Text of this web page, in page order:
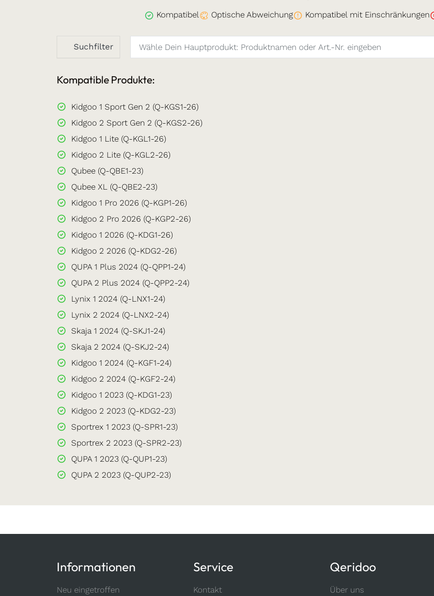
Kompatibel Optische Abweichung Kompatibel mit Einschränkungen
Suchfilter
Kompatible Produkte:
Kidgoo 1 Sport Gen 2 (Q-KGS1-26)
Kidgoo 2 Sport Gen 2 (Q-KGS2-26)
Kidgoo 1 Lite (Q-KGL1-26)
Kidgoo 2 Lite (Q-KGL2-26)
Qubee (Q-QBE1-23)
Qubee XL (Q-QBE2-23)
Kidgoo 1 Pro 2026 (Q-KGP1-26)
Kidgoo 2 Pro 2026 (Q-KGP2-26)
Kidgoo 1 2026 (Q-KDG1-26)
Kidgoo 2 2026 (Q-KDG2-26)
QUPA 1 Plus 2024 (Q-QPP1-24)
QUPA 2 Plus 2024 (Q-QPP2-24)
Lynix 1 2024 (Q-LNX1-24)
Lynix 2 2024 (Q-LNX2-24)
Skaja 1 2024 (Q-SKJ1-24)
Skaja 2 2024 (Q-SKJ2-24)
Kidgoo 1 2024 (Q-KGF1-24)
Kidgoo 2 2024 (Q-KGF2-24)
Kidgoo 1 2023 (Q-KDG1-23)
Kidgoo 2 2023 (Q-KDG2-23)
Sportrex 1 2023 (Q-SPR1-23)
Sportrex 2 2023 (Q-SPR2-23)
QUPA 1 2023 (Q-QUP1-23)
QUPA 2 2023 (Q-QUP2-23)
Informationen
Neu eingetroffen
Service
Kontakt
Qeridoo
Über uns